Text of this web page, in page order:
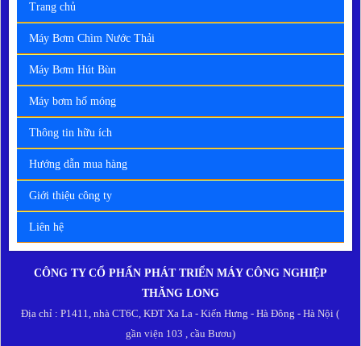
Trang chủ
Máy Bơm Chìm Nước Thải
Máy Bơm Hút Bùn
Máy bơm hố móng
Thông tin hữu ích
Hướng dẫn mua hàng
Giới thiệu công ty
Liên hệ
CÔNG TY CỔ PHẨN PHÁT TRIỂN MÁY CÔNG NGHIỆP
THĂNG LONG
Địa chỉ : P1411, nhà CT6C, KĐT Xa La - Kiến Hưng - Hà Đông - Hà Nội (
gần viện 103 , cầu Bươu)